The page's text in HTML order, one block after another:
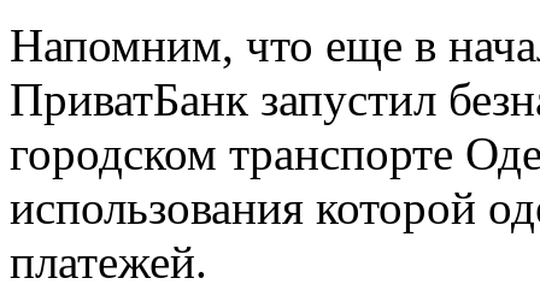
Напомним, что еще в
ПриватБанк запустил
городском транспорте
использования которой
платежей.